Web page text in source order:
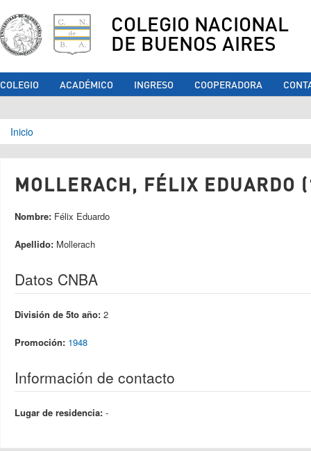
COLEGIO NACIONAL
DE BUENOS AIRES
COLEGIO ACADÉMICO INGRESO COOPERADORA
Se encuentra usted aquí
Inicio
MOLLERACH, FÉLIX EDUARDO
Nombre: Félix Eduardo
Apellido: Mollerach
Datos CNBA
División de 5to año: 2
Promoción: 1948
Información de contacto
Lugar de residencia: -